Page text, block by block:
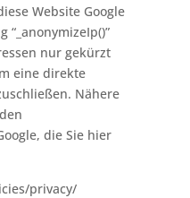
Website Google
nur gekürzt
eine direkte
Nähere
die Sie hier
privacy/